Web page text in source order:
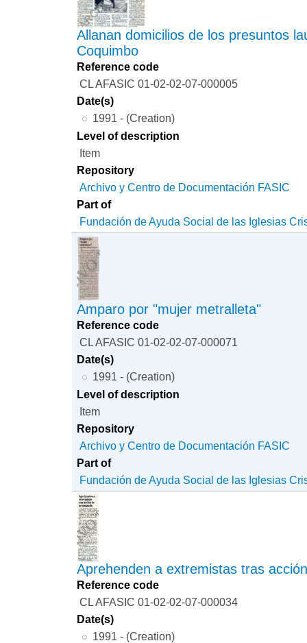
Allanan domicilios de los presuntos
Coquimbo
Reference code
CL AFASIC 01-02-02-07-000005
Date(s)
1991 - (Creation)
Level of description
Item
Repository
Archivo y Centro de Documentación FASIC
Part of
Fundación de Ayuda Social de las Iglesias
Amparo por "mujer metralleta"
Reference code
CL AFASIC 01-02-02-07-000071
Date(s)
1991 - (Creation)
Level of description
Item
Repository
Archivo y Centro de Documentación FASIC
Part of
Fundación de Ayuda Social de las Iglesias
Aprehenden a extremistas tras
Reference code
CL AFASIC 01-02-02-07-000034
Date(s)
1991 - (Creation)